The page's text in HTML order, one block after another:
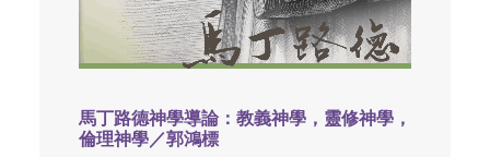
馬丁路德神學導論：教義神學，靈修神學，
倫理神學／郭鴻標